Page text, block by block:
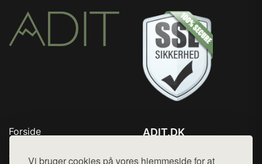
Vi bruger cookies på vores hjemmeside for at
Forside
Top Rabatter
ADIT.DK